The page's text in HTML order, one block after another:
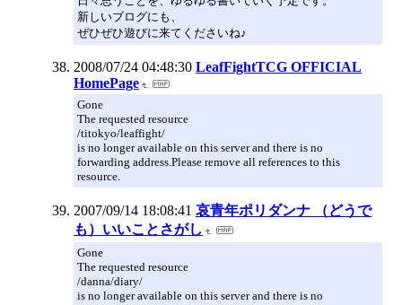
新しいブログにも、
ぜひぜひ遊びに来てくださいね♪
2008/07/24 04:48:30 LeafFightTCG OFFICIAL
HomePage
Gone
The requested resource
/titokyo/leaffight/
is no longer available on this server and there is no
forwarding address.Please remove all references to this
resource.
2007/09/14 18:08:41 哀青年ポリダンナ （どうで
も）いいことさがし
Gone
The requested resource
/danna/diary/
is no longer available on this server and there is no